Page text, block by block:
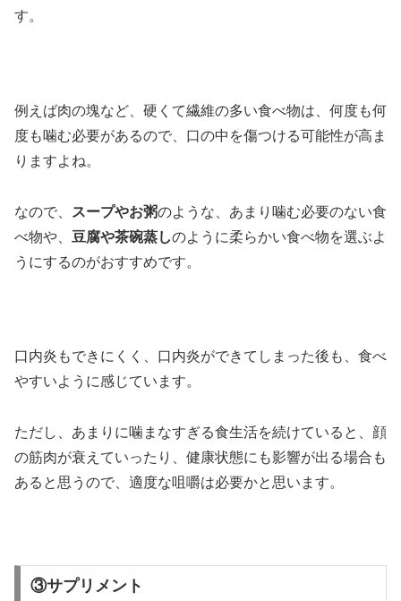
す。
例えば肉の塊など、硬くて繊維の多い食べ物は、何度も何
度も噛む必要があるので、口の中を傷つける可能性が高ま
りますよね。
なので、 スープやお粥のような、あまり噛む必要のない食
べ物や、 豆腐や茶碗蒸しのように柔らかい食べ物を選ぶよ
うにするのがおすすめです。
口内炎もできにくく、口内炎ができてしまった後も、食べ
やすいように感じています。
ただし、あまりに噛まなすぎる食生活を続けていると、顔
の筋肉が衰えていったり、健康状態にも影響が出る場合も
あると思うので、適度な咀嚼は必要かと思います。
③サプリメント